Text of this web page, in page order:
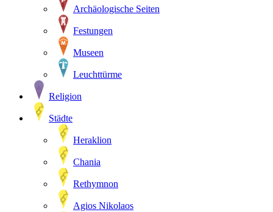
Archäologische Seiten
Festungen
Museen
Leuchttürme
Religion
Städte
Heraklion
Chania
Rethymnon
Agios Nikolaos